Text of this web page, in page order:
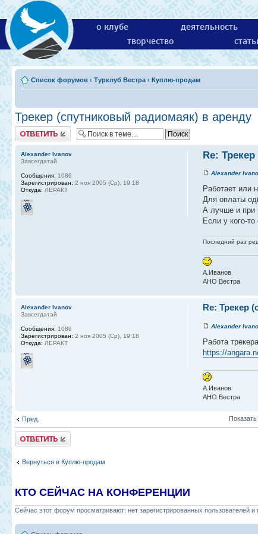
о клубе деятельность
творчество
Список форумов ‹ Турклуб Вестра ‹ Куплю-продам
Трекер (спутниковый радиомаяк) в аренду
Ответить
Re:
Alexander
Работает или
Для оплаты
А лучше и при
Если у кого-
Последний раз
А.Иванов
АНО Вестра
Alexander Ivanov
Завсегдатай
Сообщения: 1086
Зарегистрирован: 2 ноя 2005 (Ср), 19:18
Откуда: ЛЕРАКТ
Re: Трекер
Alexander
Работа
https://
А.Иванов
АНО Вестра
Alexander Ivanov
Завсегдатай
Сообщения: 1086
Зарегистрирован: 2 ноя 2005 (Ср), 19:18
Откуда: ЛЕРАКТ
Пред.
Ответить
Вернуться в Куплю-продам
КТО СЕЙЧАС НА КОНФЕРЕНЦИИ
Сейчас этот форум просматривают: нет зарегистрированных пользователей и